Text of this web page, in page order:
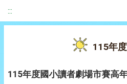
:::
115年度
115年度國小讀者劇場市賽高